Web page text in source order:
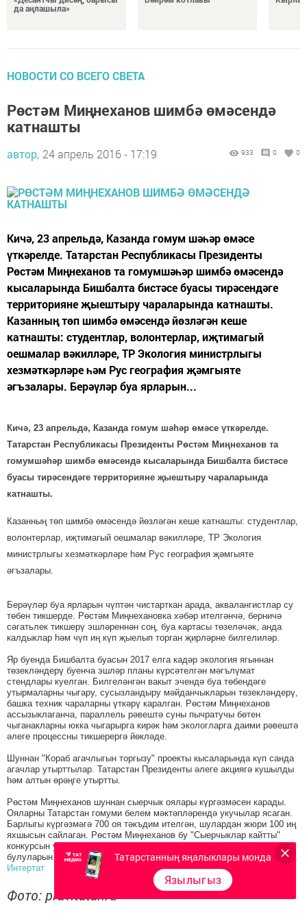
да аңлашыла»
НОВОСТИ СО ВСЕГО СВЕТА
Рөстәм Миңнеханов шимбә өмәсендә
катнашты
автор, 24 апрель 2016 - 17:19 933 0 0
Кичә, 23 апрельдә, Казанда гомум шәһәр өмәсе
үткәрелде. Татарстан Республикасы Президенты
Рөстәм Миңнеханов та гомумшәһәр шимбә өмәсендә
кысаларында Бишбалта бистәсе буасы тирәсендәге
территорияне җыештыру чараларында катнашты.
Казанның төп шимбә өмәсендә йөзләгән кеше
катнашты: студентлар, волонтерлар, иҗтимагый
оешмалар вәкилләре, ТР Экология министрлыгы
хезмәткәрләре һәм Рус география җәмгыяте
әгъзалары. Берәүләр буа ярларын...
Кичә, 23 апрельдә, Казанда гомум шәһәр өмәсе үткәрелде.
Татарстан Республикасы Президенты Рөстәм Миңнеханов та
гомумшәһәр шимбә өмәсендә кысаларында Бишбалта бистәсе
буасы тирәсендәге территорияне җыештыру чараларында
катнашты.
Казанның төп шимбә өмәсендә йөзләгән кеше катнашты: студентлар,
волонтерлар, иҗтимагый оешмалар вәкилләре, ТР Экология
министрлыгы хезмәткәрләре һәм Рус география җәмгыяте
әгъзалары.
Берәүләр буа ярларын чүптән чистарткан арада, аквалангистлар су
төбен тикшерде. Рөстәм Миңнехановка хәбәр ителгәнчә, берничә
сәгатьлек тикшерү эшләреннән соң, буа картасы төзеләчәк, анда
калдыклар һәм чүп иң күп җыелып торган җирләрне билгелиләр.
Яр буенда Бишбалта буасын 2017 елга кадәр экология ягыннан
төзекләндерү буенча эшләр планы күрсәтелгән мәгълүмат
стендлары куелган. Билгеләнгән вакыт эчендә буа төбендәге
утырмаларны чыгару, сусызландыру мәйданчыкларын төзекләндерү,
башка техник чараларны үткәрү каралган. Рөстәм Миңнеханов
ассызыклаганча, параллель рәвештә суны пычратучы бөтен
чыганакларны юкка чыгарырга кирәк һәм экологларга даими рәвештә
әлеге процессны тикшерергә йөкләде.
Шуннан "Кораб агачлыгын торгызу" проекты кысаларында күп санда
агачлар утырттылар. Татарстан Президенты әлеге акциягә кушылды
һәм алтын өрәңге утыртты.
Рөстәм Миңнеханов шуннан сыерчык оялары күргәзмәсен карады.
Ояларны Татарстан гомуми белем мәктәпләрендә укучылар ясаган.
Барлыгы күргәзмәгә 700 оя тәкъдим ителгән, шулардан жюри 100 иң
яхшысын сайлаган. Рөстәм Миңнеханов бу "Сыерчыклар кайтты"
конкурсын уңай бәяләде һәм кайбер ояларның үзенчәлекле
булуларын билгеләде, дип җиткерә Президентның матбугат хезмәте.
Интертат
Фото: prav.tatar.ru
Татарстанның яңалыклары монда
Язылыгыз